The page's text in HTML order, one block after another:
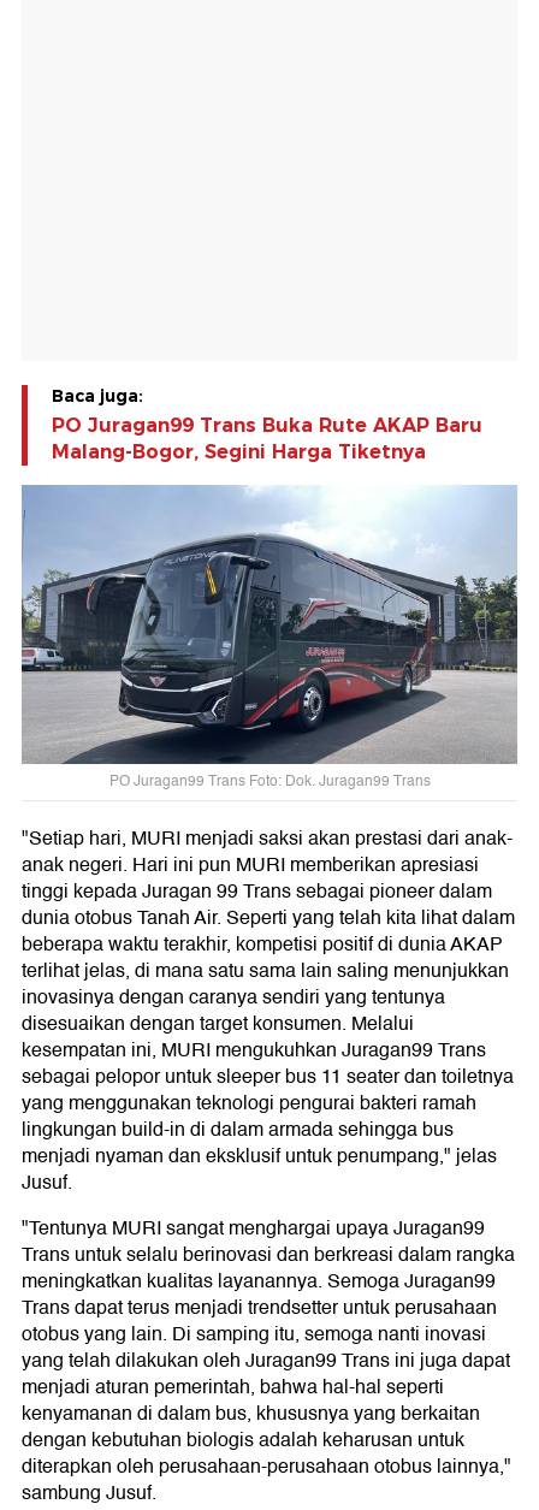
Baca juga:
PO Juragan99 Trans Buka Rute AKAP Baru
Malang-Bogor, Segini Harga Tiketnya
PO Juragan99 Trans Foto: Dok. Juragan99 Trans
"Setiap hari, MURI menjadi saksi akan prestasi dari anak-
anak negeri. Hari ini pun MURI memberikan apresiasi
tinggi kepada Juragan 99 Trans sebagai pioneer dalam
dunia otobus Tanah Air. Seperti yang telah kita lihat dalam
beberapa waktu terakhir, kompetisi positif di dunia AKAP
terlihat jelas, di mana satu sama lain saling menunjukkan
inovasinya dengan caranya sendiri yang tentunya
disesuaikan dengan target konsumen. Melalui
kesempatan ini, MURI mengukuhkan Juragan99 Trans
sebagai pelopor untuk sleeper bus 11 seater dan toiletnya
yang menggunakan teknologi pengurai bakteri ramah
lingkungan build-in di dalam armada sehingga bus
menjadi nyaman dan eksklusif untuk penumpang," jelas
Jusuf.
"Tentunya MURI sangat menghargai upaya Juragan99
Trans untuk selalu berinovasi dan berkreasi dalam rangka
meningkatkan kualitas layanannya. Semoga Juragan99
Trans dapat terus menjadi trendsetter untuk perusahaan
otobus yang lain. Di samping itu, semoga nanti inovasi
yang telah dilakukan oleh Juragan99 Trans ini juga dapat
menjadi aturan pemerintah, bahwa hal-hal seperti
kenyamanan di dalam bus, khususnya yang berkaitan
dengan kebutuhan biologis adalah keharusan untuk
diterapkan oleh perusahaan-perusahaan otobus lainnya,"
sambung Jusuf.